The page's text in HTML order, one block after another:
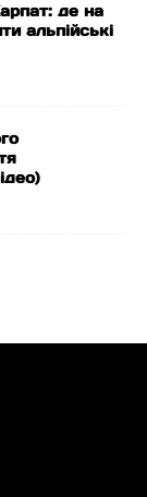
де на
альпійські